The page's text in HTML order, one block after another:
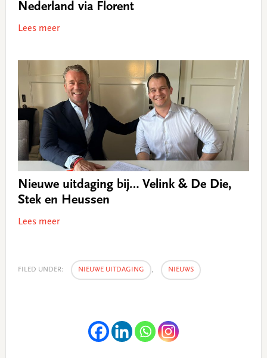
Nederland via Florent
Lees meer
Nieuwe uitdaging bij… Velink & De Die,
Stek en Heussen
Lees meer
FILED UNDER: NIEUWE UITDAGING , NIEUWS